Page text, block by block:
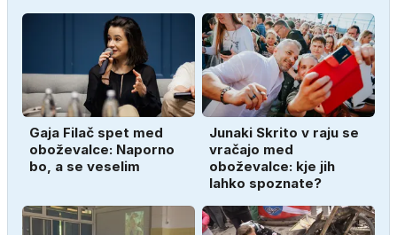
Gaja Filač spet med
oboževalce: Naporno
bo, a se veselim
Junaki Skrito v raju se
vračajo med
oboževalce: kje jih
lahko spoznate?